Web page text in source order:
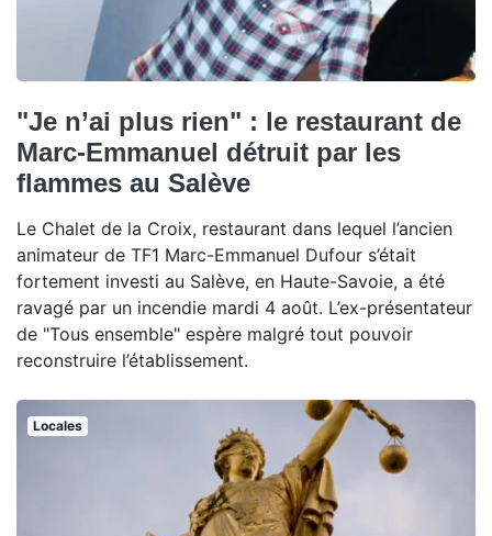
"Je n’ai plus rien" : le restaurant de
Marc-Emmanuel détruit par les
flammes au Salève
Le Chalet de la Croix, restaurant dans lequel l’ancien
animateur de TF1 Marc-Emmanuel Dufour s’était
fortement investi au Salève, en Haute-Savoie, a été
ravagé par un incendie mardi 4 août. L’ex-présentateur
de "Tous ensemble" espère malgré tout pouvoir
reconstruire l’établissement.
Locales